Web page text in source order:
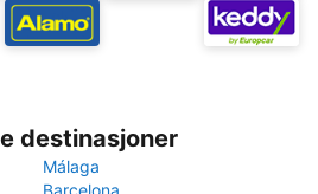
destinasjoner
Málaga
Barcelona